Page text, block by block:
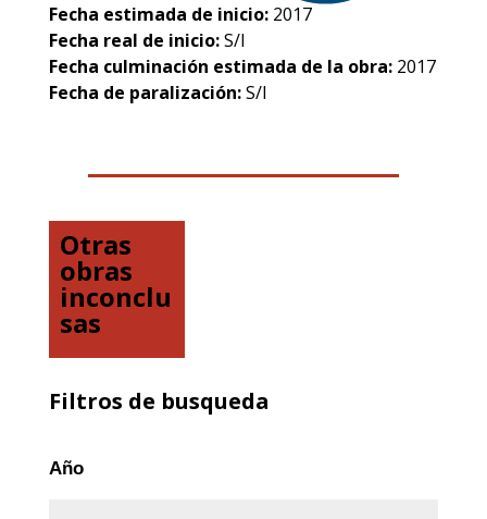
Fecha estimada de inicio: 2017
Fecha real de inicio:S/I
Fecha culminación estimada de la obra: 2017
Fecha de paralización:S/I
Otras
obras
inconclu
sas
Filtros de busqueda
Año